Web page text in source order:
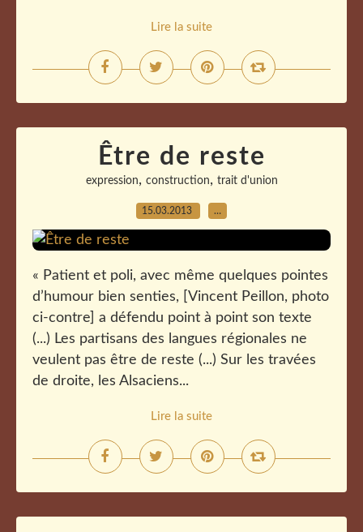
Lire la suite
Être de reste
expression, construction, trait d'union
15.03.2013 …
« Patient et poli, avec même quelques pointes
d’humour bien senties, [Vincent Peillon, photo
ci-contre] a défendu point à point son texte
(...) Les partisans des langues régionales ne
veulent pas être de reste (...) Sur les travées
de droite, les Alsaciens...
Lire la suite